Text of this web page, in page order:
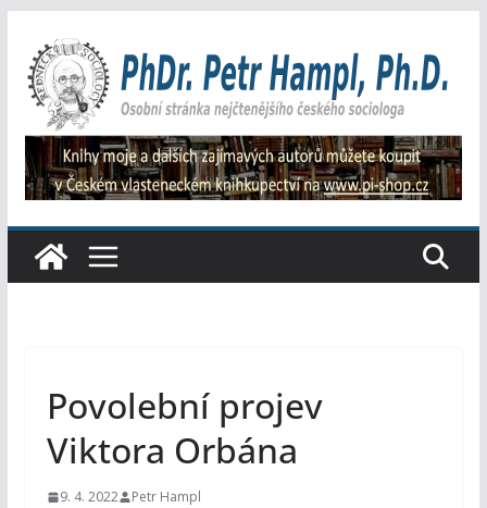
obsah
Povolební projev
Viktora Orbána
9. 4. 2022 Petr Hampl